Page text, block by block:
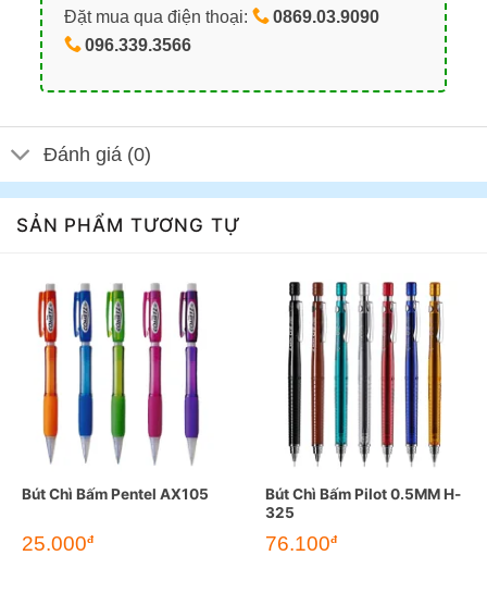
Đặt mua qua điện thoại:
0869.03.9090
096.339.3566
Đánh giá (0)
SẢN PHẨM TƯƠNG TỰ
Bút Chì Bấm Pentel AX105
25.000đ
Bút Chì Bấm Pilot 0.5MM H-
325
76.100đ